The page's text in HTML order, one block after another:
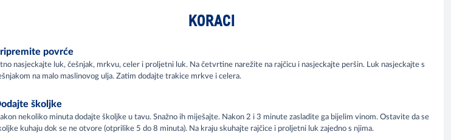
KORACI
povrće
nasjeckajte luk, češnjak, mrkvu, celer i proljetni luk. Na četvrtine narežite na rajčicu i nasjeckajte peršin. Luk nasjeckajte s
na malo maslinovog ulja. Zatim dodajte trakice mrkve i celera.
školjke
nekoliko minuta dodajte školjke u tavu. Snažno ih miješajte. Nakon 2 i 3 minute zasladite ga bijelim vinom. Ostavite da se
kuhaju dok se ne otvore (otprilike 5 do 8 minuta). Na kraju skuhajte rajčice i proljetni luk zajedno s njima.